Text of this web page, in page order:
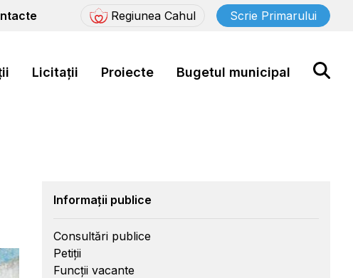
Regiunea Cahul Scrie Primarului
Licitații Proiecte Bugetul municipal
Informații publice
Consultări publice
Petiții
Funcții vacante